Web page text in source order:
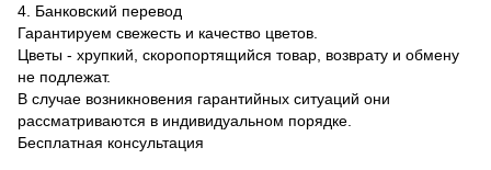
4. Банковский перевод
Гарантируем свежесть и качество цветов.
Цветы - хрупкий, скоропортящийся товар, возврату и обмену
не подлежат.
В случае возникновения гарантийных ситуаций они
рассматриваются в индивидуальном порядке.
Бесплатная консультация